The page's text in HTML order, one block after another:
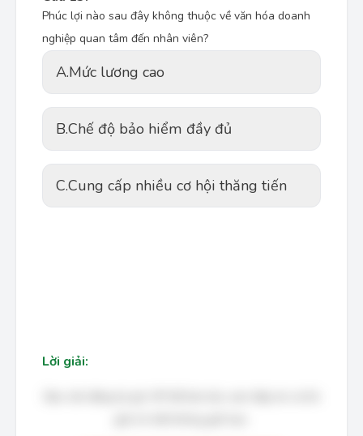
Phúc lợi nào sau đây không thuộc về văn hóa doanh
nghiệp quan tâm đến nhân viên?
A.Mức lương cao
B.Chế độ bảo hiểm đầy đủ
C.Cung cấp nhiều cơ hội thăng tiến
Lời giải: